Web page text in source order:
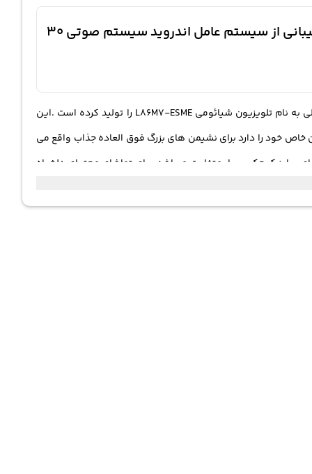
نیم نگاهی به تلویزیون شیائومی مکس 86 اینچ مدل L86M7-ESME فورکی 2022 ال ای دی با قابلیت پشتیبانی از سیستم عامل اندروید سیستم صوتی 30
شیائومی به عنوان برندی سرافراز تلویزیون های متفاوتی تولید کرده است که حاوی امکانات عالی و قابل توجهی هستند. در سال 2022 محصولی به نام تلویزیون شیائومی L86M7-ESME را تولید کرده است .این
و می‌تواند تماشای محتوای زنده را برای شما به ارمغان بیاورد. خرید نمایشگری بزرگ با سایز 86 اینچ طرفداران خاص خود را دارد برای نشیمن های بزرگ فوق العاده جذاب واقع می
سایز کوچک بسیار متفاوت میباشد. برای تماشای محتوای دلخواه